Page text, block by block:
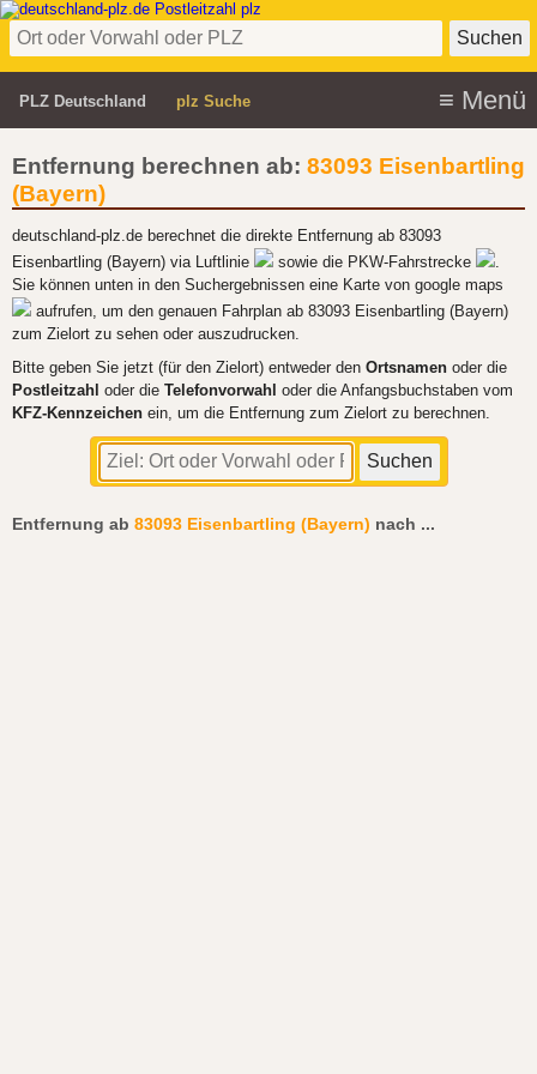
PLZ Deutschland plz Suche
Entfernung berechnen ab: 83093 Eisenbartling
(Bayern)
deutschland-plz.de berechnet die direkte Entfernung ab 83093
Eisenbartling (Bayern) via Luftlinie
sowie die PKW-Fahrstrecke
.
Sie können unten in den Suchergebnissen eine Karte von google maps
aufrufen, um den genauen Fahrplan ab 83093 Eisenbartling (Bayern)
zum Zielort zu sehen oder auszudrucken.
Bitte geben Sie jetzt (für den Zielort) entweder den Ortsnamen oder die
Postleitzahl oder die Telefonvorwahl oder die Anfangsbuchstaben vom
KFZ-Kennzeichen ein, um die Entfernung zum Zielort zu berechnen.
Entfernung ab 83093 Eisenbartling (Bayern) nach ...